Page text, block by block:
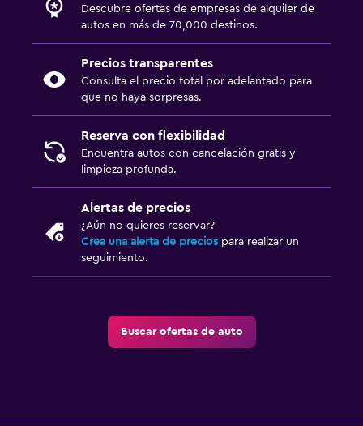
Descubre ofertas de empresas de alquiler de
autos en más de 70,000 destinos.
Precios transparentes
Consulta el precio total por adelantado para
que no haya sorpresas.
Reserva con flexibilidad
Encuentra autos con cancelación gratis y
limpieza profunda.
Alertas de precios
¿Aún no quieres reservar?
Crea una alerta de precios para realizar un
seguimiento.
Buscar ofertas de auto